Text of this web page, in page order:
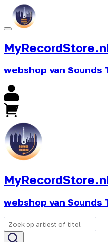
webshop van Sounds
webshop van Sounds